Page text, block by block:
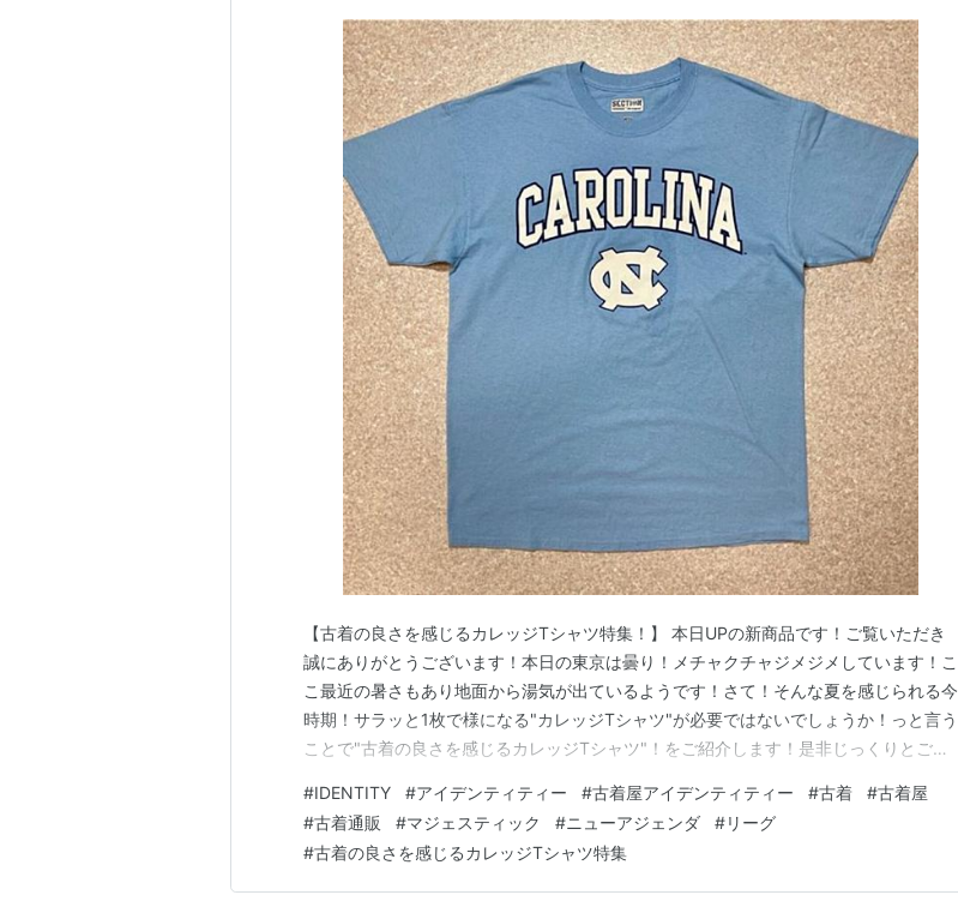
【古着の良さを感じるカレッジTシャツ特集！】 本日UPの新商品です！ご覧いただき
誠にありがとうございます！本日の東京は曇り！メチャクチャジメジメしています！こ
こ最近の暑さもあり地面から湯気が出ているようです！さて！そんな夏を感じられる今
時期！サラッと1枚で様になる"カレッジTシャツ"が必要ではないでしょうか！っと言う
ことで"古着の良さを感じるカレッジTシャツ"！をご紹介します！是非じっくりとご覧
ノースカロライナ大学 ジョーダン NCAA Tシャツ [2101005] ノースカロライナ
(NORT…
#IDENTITY #アイデンティティー #古着屋アイデンティティー #古着 #古着屋
#古着通販 #マジェスティック #ニューアジェンダ #リーグ
#古着の良さを感じるカレッジTシャツ特集